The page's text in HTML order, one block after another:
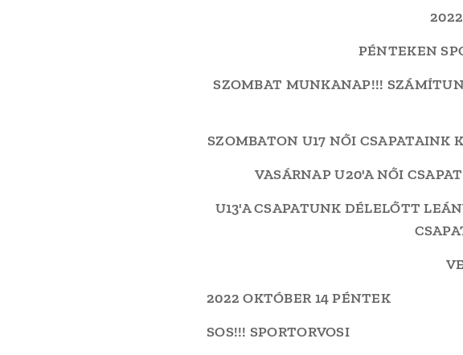
PÉNTEKEN
SZOMBAT MUNKANAP!!!
SZOMBATON U17 NŐI CSAPATAINK
VASÁRNAP U20'A NŐI
U13'A CSAPATUNK DÉLELŐTT
2022 OKTÓBER 14 PÉNTEK
SOS!!! SPORTORVOSI